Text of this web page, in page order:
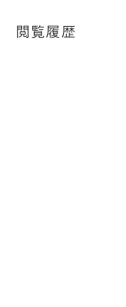
閲覧履歴